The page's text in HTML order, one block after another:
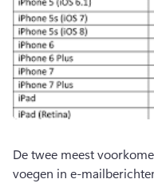
De twee meest
voegen in e-